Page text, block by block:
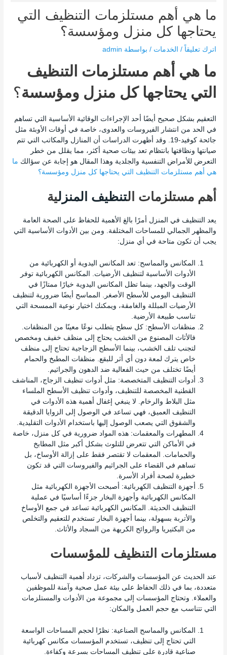
ما هي أهم مستلزمات التنظيف التي
يحتاجها كل منزل ومؤسسة؟
اترك تعليقاً / الخدمات / بواسطة admin
ما هي أهم مستلزمات التنظيف
التي يحتاجها كل منزل ومؤسسة؟
التعقيم بشكل صحيح أيضًا أحد الإجراءات الوقائية الأساسية التي تساهم
في الحد من انتشار الفيروسات والعدوى، خاصة في أوقات الأوبئة مثل
جائحة كوفيد-19. وقد أظهرت الدراسات أن المنازل والمكاتب التي تتم
صيانتها ونظافتها بانتظام تعد بيئات صحية أكثر، مما يقلل من خطر
التعرض للأمراض التنفسية والجلدية وهذا المقال هو إجابة عن سؤالك ما
هي أهم مستلزمات التنظيف التي يحتاجها كل منزل ومؤسسة؟
أهم مستلزمات التنظيف المنزلية
يعد التنظيف في المنزل أمرًا بالغ الأهمية للحفاظ على الصحة العامة
والمظهر الجمالي للمساحات المختلفة. ومن بين الأدوات الأساسية التي
يجب أن تكون متاحة في أي منزل:
المكانس والمماسح: تعد المكانس اليدوية أو الكهربائية من
الأدوات الأساسية لتنظيف الأرضيات. المكانس الكهربائية توفر
الوقت والجهد، بينما تظل المكانس اليدوية خيارًا ممتازًا في
التنظيف اليومي للأسطح الأصغر. المماسح أيضًا ضرورية لتنظيف
الأرضيات المبللة والغامقة، ويمكنك اختيار نوعية الممسحة التي
تناسب طبيعة الأرضية.
منظفات الأسطح: كل سطح يتطلب نوعًا معينًا من المنظفات.
فالأثاث المصنوع من الخشب يحتاج إلى منظف خفيف ومخصص
لتجنب تلف الخشب، بينما الأسطح الزجاجية تحتاج إلى منظف
خاص يترك لمعة دون أي أثر للبقع. منظفات المطبخ والحمام
أيضًا تختلف من حيث الفعالية ضد الدهون والجراثيم.
أدوات التنظيف المتخصصة: مثل أدوات تنظيف الزجاج، المناشف
القطنية المخصصة للتنظيف، وأدوات تنظيف الأسطح الملساء
مثل البلاط والرخام. لا ينبغي إغفال أهمية هذه الأدوات في
التنظيف العميق، فهي تساعد في الوصول إلى الزوايا الدقيقة
والشقوق التي يصعب الوصول إليها باستخدام الأدوات التقليدية.
المطهرات والمعقمات: هذه المواد ضرورية في كل منزل، خاصة
في الأماكن التي تتعرض للتلوث بشكل أكبر مثل المطابخ
والحمامات. المعقمات لا تقتصر فقط على إزالة الأوساخ، بل
تساهم في القضاء على الجراثيم والفيروسات التي قد تكون
خطيرة لصحة أفراد الأسرة.
أجهزة التنظيف الكهربائية: أصبحت الأجهزة الكهربائية مثل
المكانس الكهربائية وأجهزة البخار جزءًا أساسيًا في عملية
التنظيف الحديثة. المكانس الكهربائية تساعد في جمع الأوساخ
والأتربة بسهولة، بينما أجهزة البخار تستخدم للتعقيم والتخلص
من البكتيريا والروائح الكريهة من السجاد والأثاث.
مستلزمات التنظيف للمؤسسات
عند الحديث عن المؤسسات والشركات، تزداد أهمية التنظيف لأسباب
متعددة، بما في ذلك الحفاظ على بيئة عمل صحية وآمنة للموظفين
والعملاء. وتحتاج المؤسسات إلى مجموعة من الأدوات والمستلزمات
التي تتناسب مع حجم العمل والمكان:
المكانس والمماسح الصناعية: نظرًا لحجم المساحات الواسعة
التي تحتاج إلى تنظيف، تستخدم المؤسسات مكانس كهربائية
صناعية قادرة على تنظيف المساحات بسرعة وكفاءة.